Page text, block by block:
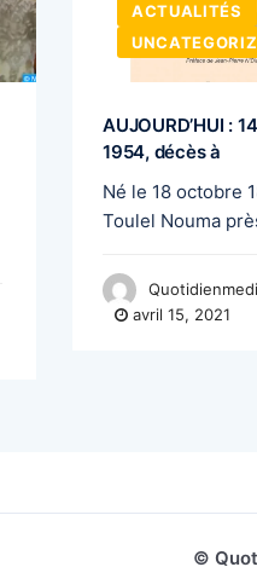
ACTUALITÉS
AUJOURD’HUI :
1954, décès à
Né le 18 octobre
Toulel Nouma
avril 15, 2021
©